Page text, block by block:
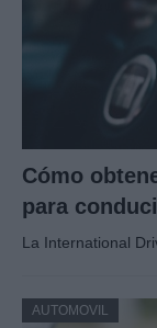
Cómo
para
La International
AUTOMOVIL